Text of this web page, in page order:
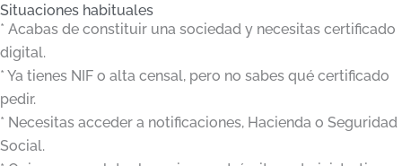
Situaciones habituales
* Acabas de constituir una sociedad y necesitas certificado
digital.
* Ya tienes NIF o alta censal, pero no sabes qué certificado
pedir.
* Necesitas acceder a notificaciones, Hacienda o Seguridad
Social.